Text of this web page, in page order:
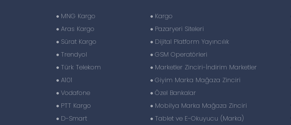
MNG Kargo
Aras Kargo
Sürat Kargo
Trendyol
Türk Telekom
A101
Vodafone
PTT Kargo
D-Smart
Kargo
Pazaryeri Siteleri
Dijital Platform Yayıncılık
GSM Operatörleri
Marketler Zinciri-İndirim Marketler
Giyim Marka Mağaza Zinciri
Özel Bankalar
Mobilya Marka Mağaza Zinciri
Tablet ve E-Okuyucu (Marka)